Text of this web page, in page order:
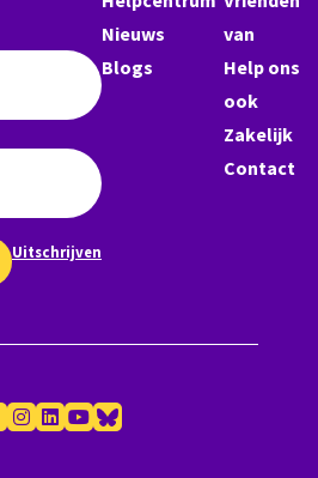
Uitschrijven
Nieuws
Blogs
van
Help ons
ook
Zakelijk
Contact